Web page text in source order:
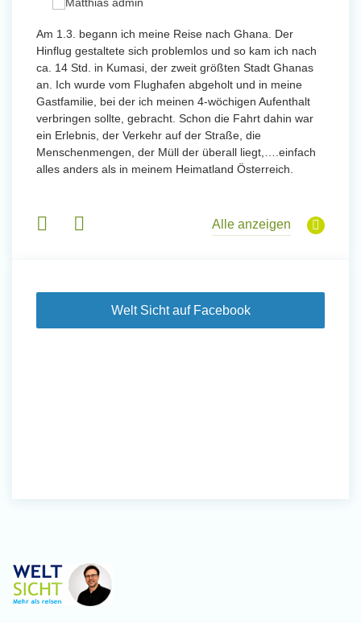
Am 1.3. begann ich meine Reise nach Ghana. Der
Hinflug gestaltete sich problemlos und so kam ich nach
ca. 14 Std. in Kumasi, der zweit größten Stadt Ghanas
an. Ich wurde vom Flughafen abgeholt und in meine
Gastfamilie, bei der ich meinen 4-wöchigen Aufenthalt
verbringen sollte, gebracht. Schon die Fahrt dahin war
ein Erlebnis, der Verkehr auf der Straße, die
Menschenmengen, der Müll der überall liegt,….einfach
alles anders als in meinem Heimatland Österreich.
Alle anzeigen
Welt Sicht auf Facebook